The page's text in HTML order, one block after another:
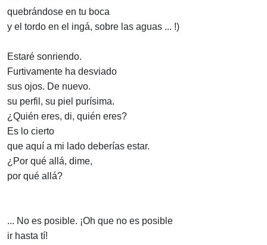
quebrándose en tu boca
y el tordo en el ingá, sobre las aguas ... !)
Estaré sonriendo.
Furtivamente ha desviado
sus ojos. De nuevo.
su perfil, su piel purísima.
¿Quién eres, di, quién eres?
Es lo cierto
que aquí a mi lado deberías estar.
¿Por qué allá, dime,
por qué allá?
... No es posible. ¡Oh que no es posible
ir hasta tí!